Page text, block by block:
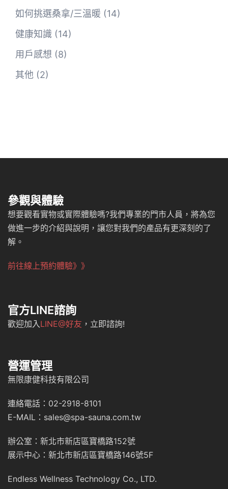
如何挑選桑拿/三溫暖 (14)
健康知識 (14)
用戶感想 (8)
其他 (2)
參觀與體驗
想要觀看實物或實際體驗嗎?我們專業的門市人員，將為您
做進一步的介紹與說明，讓您對我們的產品有更深刻的了
解。
前往線上預約體驗》》
官方LINE諮詢
歡迎加入LINE@好友 ，立即諮詢!
營運管理
無限康健科技有限公司
連絡電話：02-2918-8101
E-MAIL：sales@spa-sauna.com.tw
辦公室：新北市新店區寶橋路152號
展示中心：新北市新店區寶橋路146號5F
Endless Wellness Technology Co., LTD.